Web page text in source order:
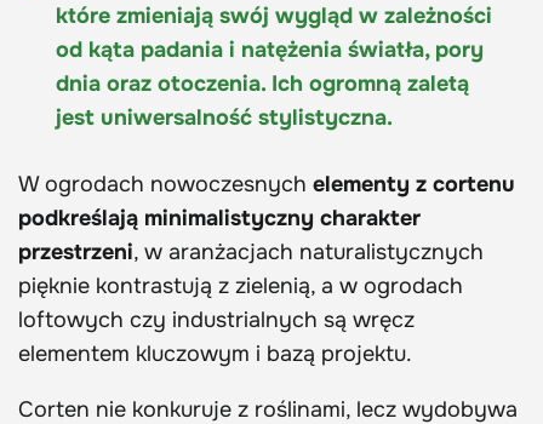
które zmieniają swój wygląd w zależności
od kąta padania i natężenia światła, pory
dnia oraz otoczenia. Ich ogromną zaletą
jest uniwersalność stylistyczna.
W ogrodach nowoczesnych elementy z cortenu
podkreślają minimalistyczny charakter
przestrzeni, w aranżacjach naturalistycznych
pięknie kontrastują z zielenią, a w ogrodach
loftowych czy industrialnych są wręcz
elementem kluczowym i bazą projektu.
Corten nie konkuruje z roślinami, lecz wydobywa